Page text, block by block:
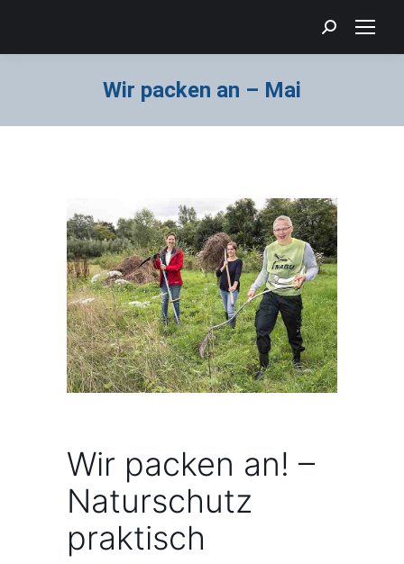
Search:
Wir packen an – Mai
Wir packen an! –
Naturschutz
praktisch